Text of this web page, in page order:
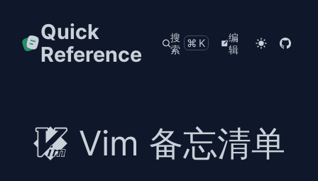
Quick
Reference
搜
索
⌘K
编
辑
Vim 备忘清单